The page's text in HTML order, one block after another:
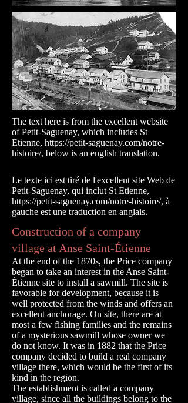
The text here is from the excellent website
of Petit-Saguenay, which includes St
Etienne, https://petit-saguenay.com/notre-
histoire/, below is an english translation.
Le texte ici est tiré de l'excellent site Web de
Petit-Saguenay, qui inclut St Etienne,
https://petit-saguenay.com/notre-histoire/, à
gauche est une traduction en anglais.
Construction of a company
village at Anse Saint-Étienne
At the end of the 1870s, the Price company
began to take an interest in the Anse Saint-
Étienne site to install a sawmill. The site is
favorable for development, because it is
well protected from the winds and offers an
excellent anchorage. On site, there are at
most a few fishing families and the remains
of a mysterious sawmill whose owner we
do not know. It was in 1882 that the Price
company decided to build a real company
village there, which would be the first of its
kind in the region.
The establishment is called a company
village, since all the buildings belong to the